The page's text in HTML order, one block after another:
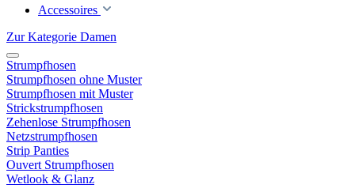
Accessoires
Zur Kategorie Damen
Strumpfhosen
Strumpfhosen ohne Muster
Strumpfhosen mit Muster
Strickstrumpfhosen
Zehenlose Strumpfhosen
Netzstrumpfhosen
Strip Panties
Ouvert Strumpfhosen
Wetlook & Glanz